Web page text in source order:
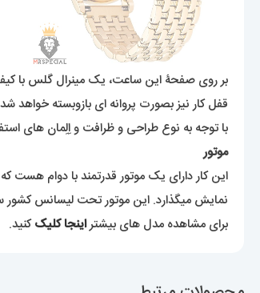
بر روی صفحۀ این ساعت، یک مینرال گلس با
قفل کار نیز بصورت پروانه ای بازوبسته
با توجه به نوع طراحی و ظرافت و اِلِمان های
موتور
این کار دارای یک موتور قدرتمند با دوام هست
نمایش میگذارد. این موتور تحت لیسانس
برای مشاهده مدل های بیشتراینجا کلیککنید.